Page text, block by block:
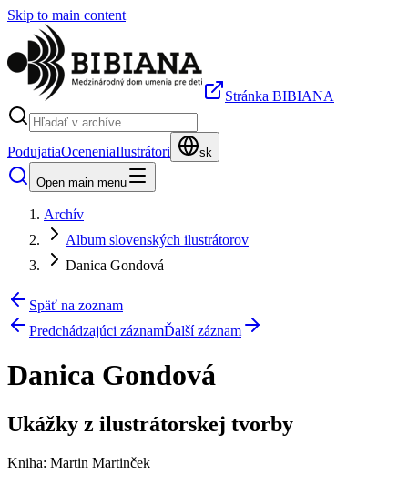
Skip to main content
Stránka BIBIANA
PodujatiaOceneniaIlustrátori sk
Open main menu
Archív
Album slovenských ilustrátorov
Danica Gondová
Späť na zoznam
Predchádzajúci záznamĎalší záznam
Danica Gondová
Ukážky z ilustrátorskej tvorby
Kniha: Martin Martinček